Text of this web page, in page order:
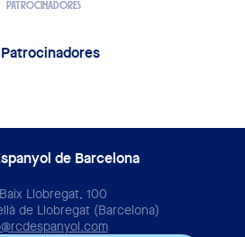
PATROCINADORES
Llobregat, 100
de Llobregat (Barcelona)